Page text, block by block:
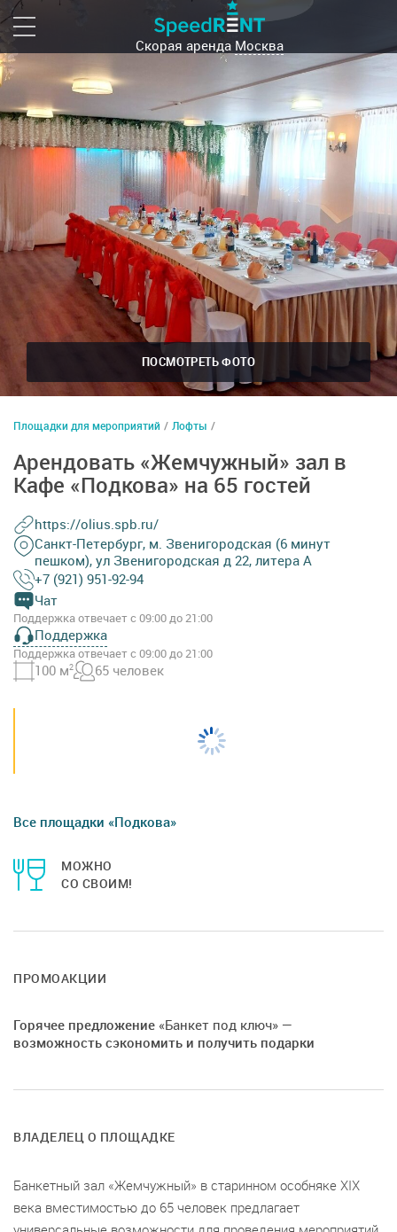
Скорая аренда Москва
ПОСМОТРЕТЬ ФОТО
Площадки для мероприятий / Лофты /
Арендовать «Жемчужный» зал в
Кафе «Подкова» на 65 гостей
https://olius.spb.ru/
Санкт-Петербург, м. Звенигородская (6 минут
пешком), ул Звенигородская д 22, литера А
+7 (921) 951-92-94
Чат
Поддержка отвечает с 09:00 до 21:00
Поддержка
Поддержка отвечает с 09:00 до 21:00
100 м2 65 человек
Все площадки «Подкова»
МОЖНО
СО СВОИМ!
ПРОМОАКЦИИ
Горячее предложение «Банкет под ключ» —
возможность сэкономить и получить подарки
ВЛАДЕЛЕЦ О ПЛОЩАДКЕ
Банкетный зал «Жемчужный» в старинном особняке XIX
века вместимостью до 65 человек предлагает